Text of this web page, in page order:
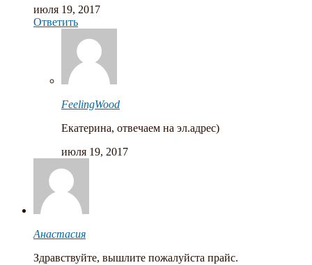
июля 19, 2017
Ответить
FeelingWood
Екатерина, отвечаем на эл.адрес)
июля 19, 2017
Анастасия
Здравствуйте, вышлите пожалуйста прайс.